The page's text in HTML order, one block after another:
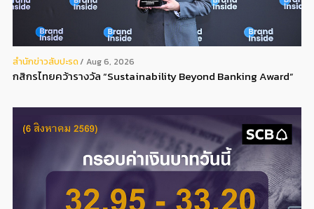
สํานักข่าวสับปะรด Aug 6, 2026
กสิกรไทยคว้ารางวัล “Sustainability Beyond Banking Award”